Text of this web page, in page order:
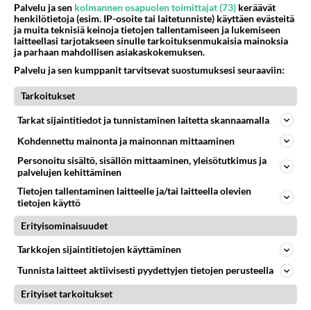
Ikäviä uutisia Elämäni biisi -
suosikkisarjasta - Monelle tv-
katsojalle iso pettymys
Palvelu ja sen kolmannen osapuolen toimittajat (73) keräävät
henkilötietoja (esim. IP-osoite tai laitetunniste) käyttäen evästeitä
ja muita teknisiä keinoja tietojen tallentamiseen ja lukemiseen
laitteellasi tarjotakseen sinulle tarkoituksenmukaisia mainoksia
ja parhaan mahdollisen asiakaskokemuksen.
Palvelu ja sen kumppanit tarvitsevat suostumuksesi seuraaviin:
Tarkoitukset
Tarkat sijaintitiedot ja tunnistaminen laitetta skannaamalla
Kohdennettu mainonta ja mainonnan mittaaminen
Personoitu sisältö, sisällön mittaaminen, yleisötutkimus ja
palvelujen kehittäminen
Tietojen tallentaminen laitteelle ja/tai laitteella olevien
tietojen käyttö
Erityisominaisuudet
Tarkkojen sijaintitietojen käyttäminen
Tunnista laitteet aktiivisesti pyydettyjen tietojen perusteella
Erityiset tarkoitukset